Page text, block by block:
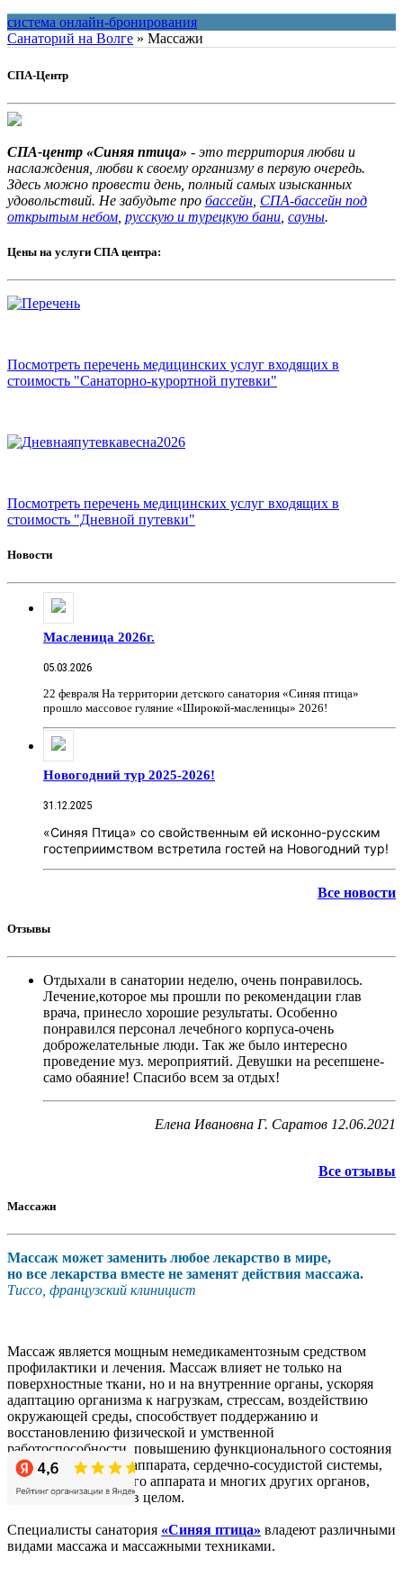
система онлайн-бронирования
Санаторий на Волге » Массажи
СПА-Центр
СПА-центр «Синяя птица» - это территория любви и
наслаждения, любви к своему организму в первую очередь.
Здесь можно провести день, полный самых изысканных
удовольствий. Не забудьте про бассейн СПА-бассейн под
открытым небом русскую и турецкую бани сауны.
Цены на услуги СПА центра:
Посмотреть перечень медицинских услуг входящих в
стоимость "Санаторно-курортной путевки"
Посмотреть перечень медицинских услуг входящих в
стоимость "Дневной путевки"
Новости
Масленица 2026г.
05.03.2026
22 февраля На территории детского санатория «Синяя птица»
прошло массовое гуляние «Широкой-масленицы» 2026!
Новогодний тур 2025-2026!
31.12.2025
«Синяя Птица» со свойственным ей исконно-русским
гостеприимством встретила гостей на Новогодний тур!
Все новости
Отзывы
Отдыхали в санатории неделю, очень понравилось.
Лечение,которое мы прошли по рекомендации глав
врача, принесло хорошие результаты. Особенно
понравился персонал лечебного корпуса-очень
доброжелательные люди. Так же было интересно
проведение муз. мероприятий. Девушки на ресепшене-
само обаяние! Спасибо всем за отдых!
Елена Ивановна Г. Саратов 12.06.2021
Все отзывы
Массажи
Массаж может заменить любое лекарство в мире,
но все лекарства вместе не заменят действия массажа.
Тиссо, французский клиницист
Массаж является мощным немедикаментозным средством
профилактики и лечения. Массаж влияет не только на
поверхностные ткани, но и на внутренние органы, ускоряя
адаптацию организма к нагрузкам, стрессам, воздействию
окружающей среды, способствует поддержанию и
восстановлению физической и умственной
работоспособности, повышению функционального состояния
нервно-мышечного аппарата, сердечно-сосудистой системы,
опорно-двигательного аппарата и многих других органов,
систем и организма в целом.
Специалисты санатория «Синяя птица» владеют различными
видами массажа и массажными техниками.